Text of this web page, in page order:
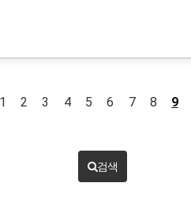
1 2 3 4 5 6 7 8 9
검색